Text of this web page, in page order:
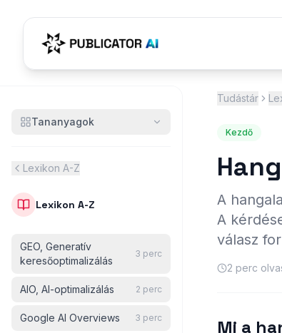
Tananyagok
Lexikon A-Z
Lexikon A-Z
GEO, Generatív
keresőoptimalizálás
3 perc
AIO, AI-optimalizálás 2 perc
Google AI Overviews 3 perc
Tudástár
Kezdő
A
A
válasz
2 perc
Mi a